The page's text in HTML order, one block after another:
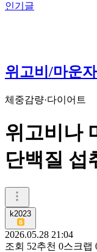
인기글
위고비/마운
체중감량·다이어트
위고비나
단백질 섭
k2023
2026.05.28 21:04
조회 52추천 0스크랩